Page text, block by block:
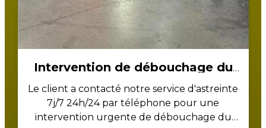
Intervention de débouchage du
réseau eau usée intérieur en sous-
sols par V.A.S 3D à Caen dans le
Calvados
Le client a contacté notre service d'astreinte
7j/7 24h/24 par téléphone pour une
intervention urgente de débouchage du